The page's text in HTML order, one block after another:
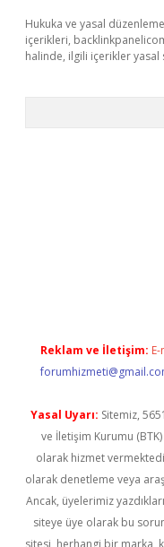
Hukuka ve yasal
içerikleri,
halinde, ilgili içerikler yasal
Reklam ve İletişim:
Yasal Uyarı: Sitemiz,
ve İletişim Kurumu
olarak hizmet
olarak denetleme veya
Ancak, üyelerimiz
siteye üye olarak bu
sitesi, herhangi bir marka,